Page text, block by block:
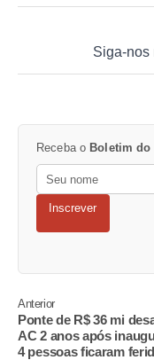
Siga-nos
Receba o Boletim do
Inscrever
Anterior
Ponte de R$ 36 mi
AC 2 anos após
4 pessoas ficaram